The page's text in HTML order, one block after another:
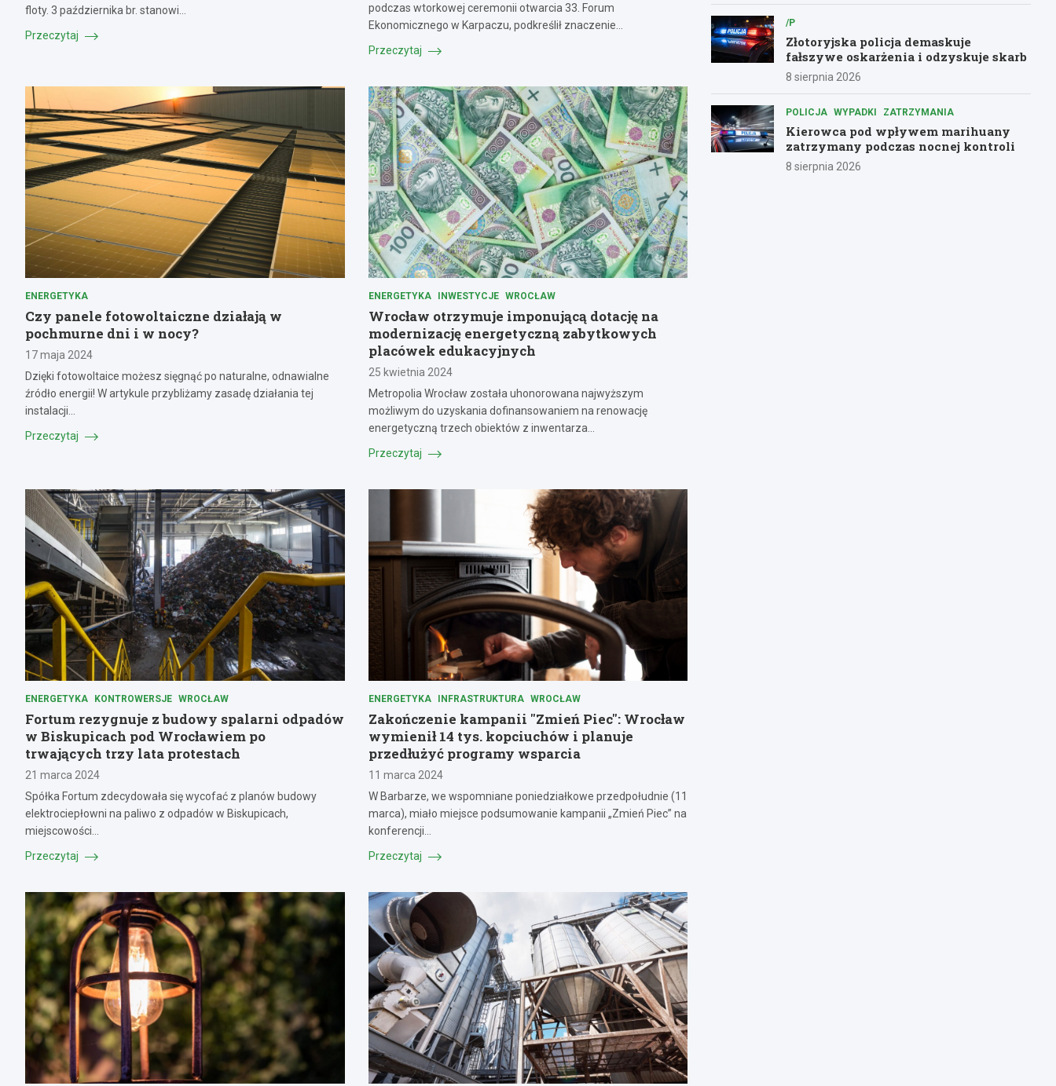
floty. 3 października br. stanowi…
Przeczytaj
podczas wtorkowej ceremonii otwarcia 33. Forum
Ekonomicznego w Karpaczu, podkreślił znaczenie…
Przeczytaj
ENERGETYKA
Czy panele fotowoltaiczne działają w
pochmurne dni i w nocy?
17 maja 2024
Dzięki fotowoltaice możesz sięgnąć po naturalne, odnawialne
źródło energii! W artykule przybliżamy zasadę działania tej
instalacji…
Przeczytaj
ENERGETYKA INWESTYCJE WROCŁAW
Wrocław otrzymuje imponującą dotację na
modernizację energetyczną zabytkowych
placówek edukacyjnych
25 kwietnia 2024
Metropolia Wrocław została uhonorowana najwyższym
możliwym do uzyskania dofinansowaniem na renowację
energetyczną trzech obiektów z inwentarza…
Przeczytaj
ENERGETYKA KONTROWERSJE WROCŁAW
Fortum rezygnuje z budowy spalarni odpadów
w Biskupicach pod Wrocławiem po
trwających trzy lata protestach
21 marca 2024
Spółka Fortum zdecydowała się wycofać z planów budowy
elektrociepłowni na paliwo z odpadów w Biskupicach,
miejscowości…
Przeczytaj
ENERGETYKA INFRASTRUKTURA WROCŁAW
Zakończenie kampanii "Zmień Piec": Wrocław
wymienił 14 tys. kopciuchów i planuje
przedłużyć programy wsparcia
11 marca 2024
W Barbarze, we wspomniane poniedziałkowe przedpołudnie (11
marca), miało miejsce podsumowanie kampanii „Zmień Piec” na
konferencji…
Przeczytaj
/P
Złotoryjska policja demaskuje
fałszywe oskarżenia i odzyskuje skarb
8 sierpnia 2026
POLICJA WYPADKI ZATRZYMANIA
Kierowca pod wpływem marihuany
zatrzymany podczas nocnej kontroli
8 sierpnia 2026